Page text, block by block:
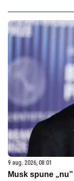
9 aug. 2026, 08:01
Musk spune